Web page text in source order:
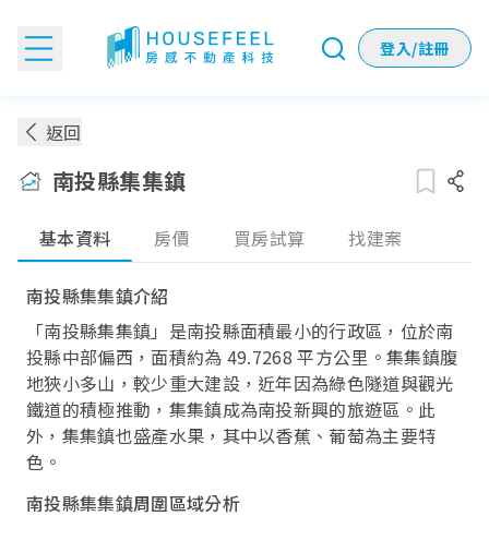
登入/註冊
返回
南投縣集集鎮
基本資料 房價 買房試算 找建案
南投縣集集鎮介紹
「南投縣集集鎮」是南投縣面積最小的行政區，位於南
投縣中部偏西，面積約為 49.7268 平方公里。集集鎮腹
地狹小多山，較少重大建設，近年因為綠色隧道與觀光
鐵道的積極推動，集集鎮成為南投新興的旅遊區。此
外，集集鎮也盛產水果，其中以香蕉、葡萄為主要特
色。
南投縣集集鎮周圍區域分析